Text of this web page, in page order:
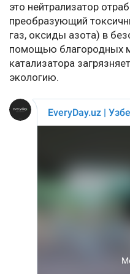
это нейтрализатор
преобразующий
газ, оксиды азота) в
помощью благородных
катализатора
экологию.